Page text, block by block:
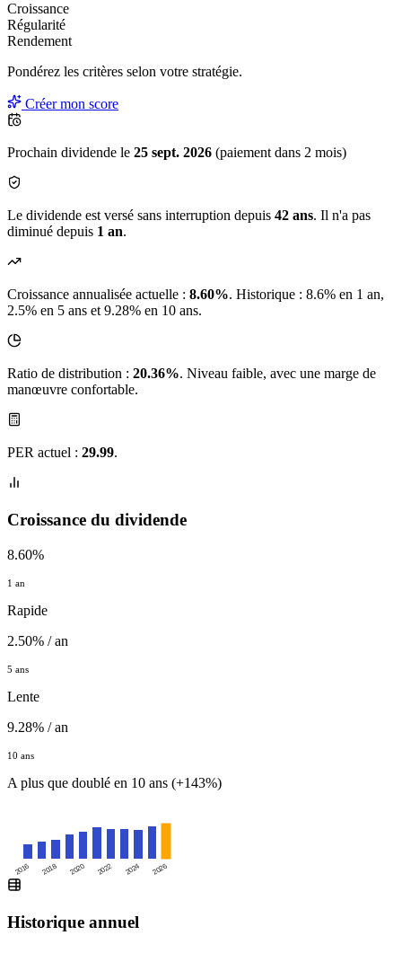
Croissance
Régularité
Rendement
Pondérez les critères selon votre stratégie.
Créer mon score
Prochain dividende le 25 sept. 2026 (paiement dans 2 mois)
Le dividende est versé sans interruption depuis 42 ans. Il n'a pas
diminué depuis 1 an.
Croissance annualisée actuelle : 8.60%. Historique : 8.6% en 1 an,
2.5% en 5 ans et 9.28% en 10 ans.
Ratio de distribution : 20.36%. Niveau faible, avec une marge de
manœuvre confortable.
PER actuel : 29.99.
Croissance du dividende
8.60%
1 an
Rapide
2.50% / an
5 ans
Lente
9.28% / an
10 ans
A plus que doublé en 10 ans (+143%)
2016 2018 2020 2022 2024 2026
Historique annuel